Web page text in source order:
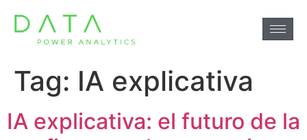
Tag: IA explicativa
IA explicativa: el futuro de la